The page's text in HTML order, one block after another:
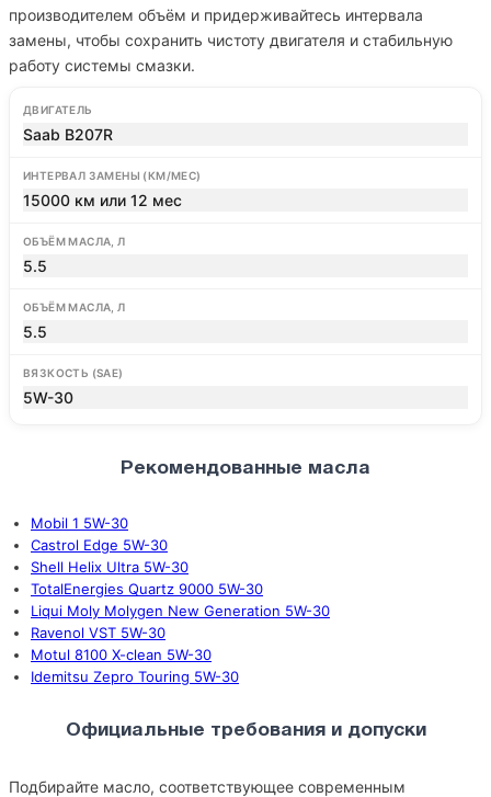
производителем объём и придерживайтесь интервала
замены, чтобы сохранить чистоту двигателя и стабильную
работу системы смазки.
ДВИГАТЕЛЬ
Saab B207R
ИНТЕРВАЛ ЗАМЕНЫ (КМ/МЕС)
15000 км или 12 мес
ОБЪЁМ МАСЛА, Л
5.5
ОБЪЁМ МАСЛА, Л
5.5
ВЯЗКОСТЬ (SAE)
5W-30
Рекомендованные масла
Mobil 1 5W-30
Castrol Edge 5W-30
Shell Helix Ultra 5W-30
TotalEnergies Quartz 9000 5W-30
Liqui Moly Molygen New Generation 5W-30
Ravenol VST 5W-30
Motul 8100 X-clean 5W-30
Idemitsu Zepro Touring 5W-30
Официальные требования и допуски
Подбирайте масло, соответствующее современным